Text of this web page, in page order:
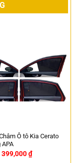
Ô tô Kia Cerato
399,000₫